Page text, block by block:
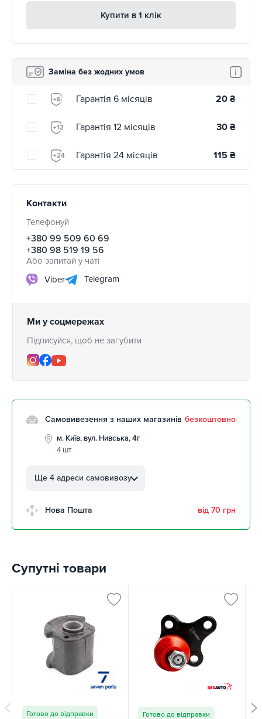
Купити в 1 клік
Заміна без жодних умов
+6 Гарантія 6 місяців 20 ₴
+12 Гарантія 12 місяців 30 ₴
+24 Гарантія 24 місяців 115 ₴
Контакти
Телефонуй
+380 99 509 60 69
+380 98 519 19 56
Або запитай у чаті
Viber
Telegram
Ми у соцмережах
Підписуйся, щоб не загубити
Самовивезення з наших магазинів безкоштовно
м. Київ, вул. Нивська, 4г
4 шт
Автолюбителів, 8а
Клинцівський авторинок
м. Київ, вул. Остафія
Ще 4 адреси самовивозу
Нова Пошта від 70 грн
Супутні товари
Готово до відправки Готово до відправки